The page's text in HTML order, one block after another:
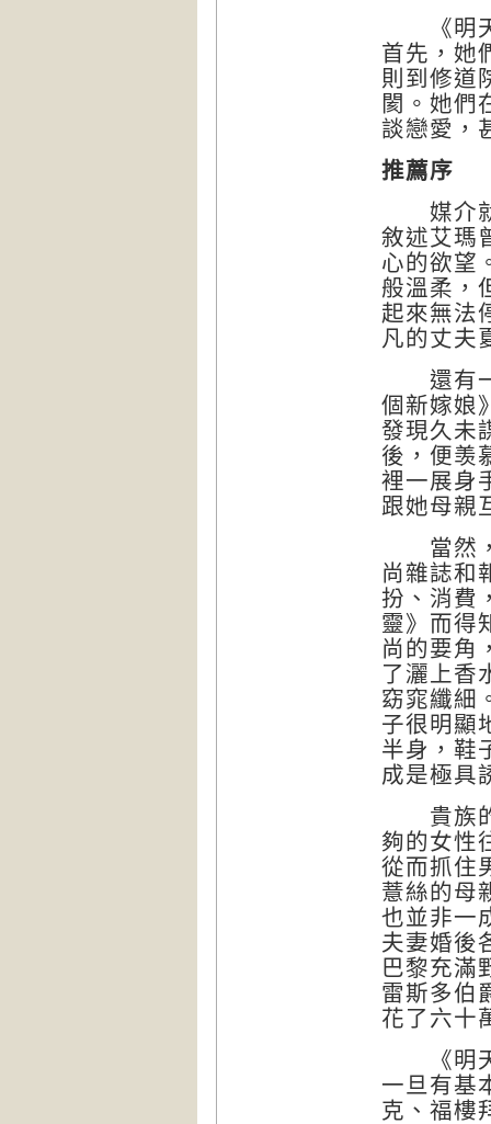
《明天
首先，她
則到修道
閡。她們
談戀愛，
推薦序
媒介就
敘述艾瑪
心的欲望
般溫柔，
起來無法
凡的丈夫
還有一
個新嫁娘
發現久未
後，便羡
裡一展身
跟她母親
當然，
尚雜誌和
扮、消費
靈》而得
尚的要角
了灑上香
窈窕纖細
子很明顯
半身，鞋
成是極具
貴族的
夠的女性
從而抓住
薏絲的母
也並非一
夫妻婚後
巴黎充滿
雷斯多伯
花了六十
《明天
一旦有基
克、福樓